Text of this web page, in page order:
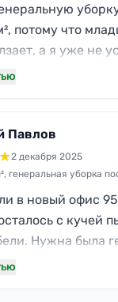
по
потому что
а я уже не
Команда Нова
прошлись по
и
плинтусов,
стола. По
этом цена не
но без
Павлов
★2 декабря 2025
генеральная уборка
в новый офис 95
с кучей
Нужна была
до выхода